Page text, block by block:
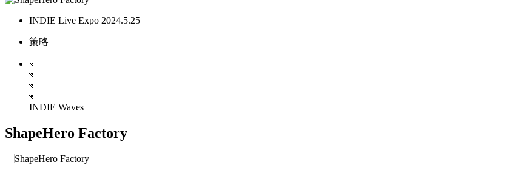
INDIE Live Expo 2024.5.25
策略
INDIE Waves
ShapeHero Factory